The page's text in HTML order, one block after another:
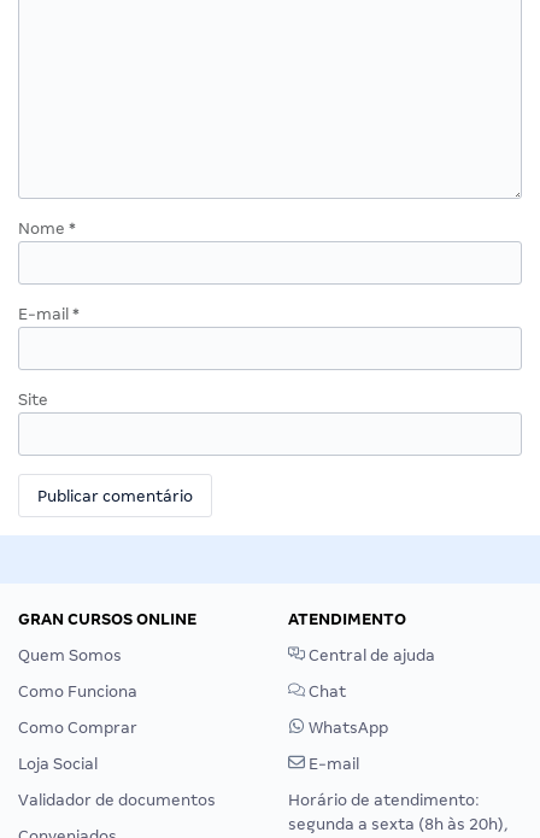
Nome *
E-mail *
Site
GRAN CURSOS ONLINE
Quem Somos
Como Funciona
Como Comprar
Loja Social
Validador de documentos
ATENDIMENTO
Central de ajuda
Chat
WhatsApp
E-mail
Horário de atendimento:
segunda a sexta (8h às 20h),